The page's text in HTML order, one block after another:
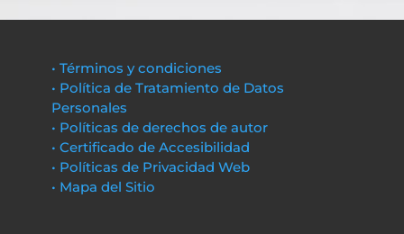
• Términos y condiciones
• Política de Tratamiento de Datos
Personales
• Políticas de derechos de autor
• Certificado de Accesibilidad
• Políticas de Privacidad Web
• Mapa del Sitio